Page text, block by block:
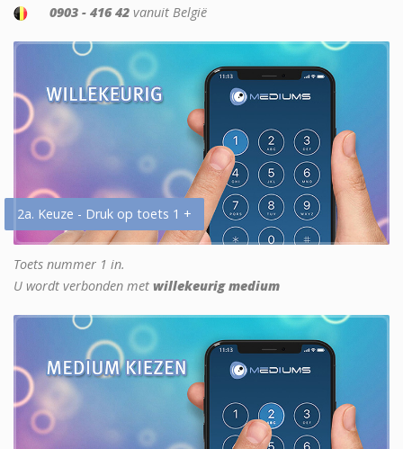
0903 - 416 42 vanuit België
2a. Keuze - Druk op toets 1 +
Toets nummer 1 in.
U wordt verbonden met willekeurig medium